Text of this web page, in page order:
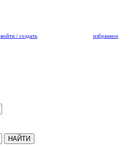
войти / создать избранное
НАЙТИ